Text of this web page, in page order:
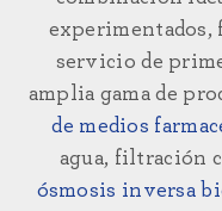
experimentados,
servicio de
amplia gama de
de medios
agua, filtración
ósmosis inversa